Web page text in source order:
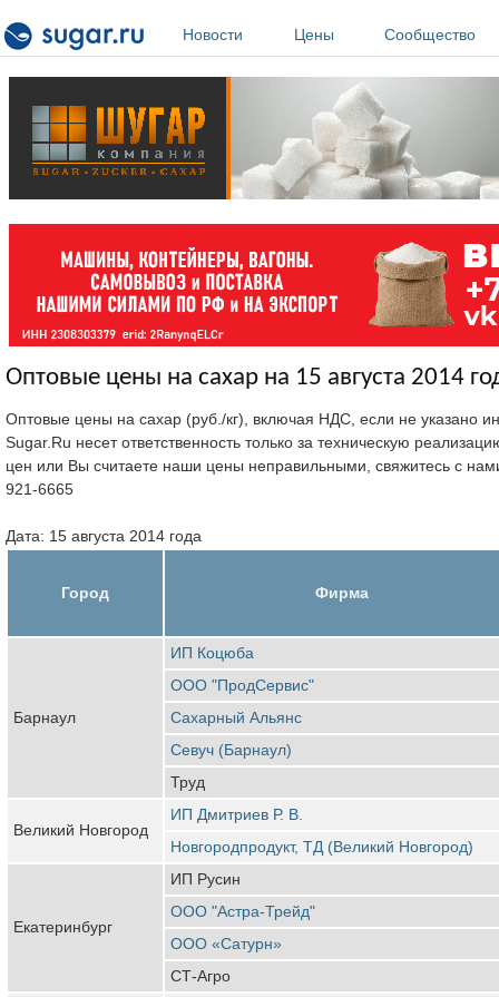
Новости
Цены Сообщество
Оптовые цены на сахар на 15 августа 2014
Оптовые цены на сахар (руб./кг), включая НДС, если не указано
Sugar.Ru несет ответственность только за техническую
цен или Вы считаете наши цены неправильными, свяжитесь с
921-6665
Дата: 15 августа 2014 года
Город Фирма
Барнаул
ИП Коцюба
ООО "ПродСервис"
Сахарный Альянс
Севуч (Барнаул)
Труд
Великий Новгород
ИП Дмитриев Р. В.
Новгородпродукт, ТД (Великий Новгород)
Екатеринбург
ИП Русин
ООО "Астра-Трейд"
ООО «Сатурн»
СТ-Агро